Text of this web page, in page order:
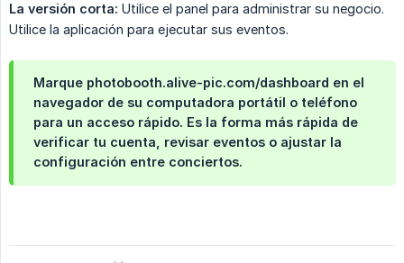
La versión corta: Utilice el panel para administrar su negocio.
Utilice la aplicación para ejecutar sus eventos.
Marque photobooth.alive-pic.com/dashboard en el
navegador de su computadora portátil o teléfono
para un acceso rápido. Es la forma más rápida de
verificar tu cuenta, revisar eventos o ajustar la
configuración entre conciertos.